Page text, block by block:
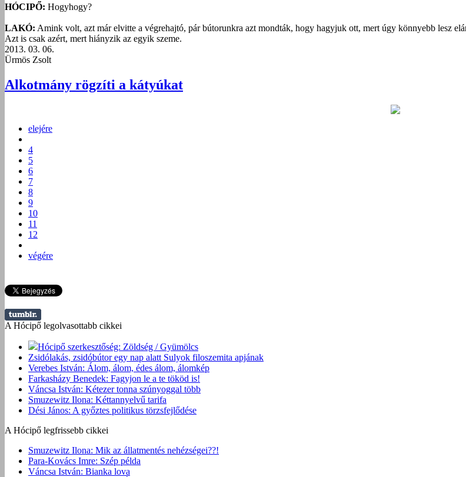
HÓCIPŐ: Hogyhogy?
LAKÓ: Amink volt, azt már elvitte a végrehajtó, pár bútorunkra azt mondták, hogy hagyjuk ott, mert úgy könnyebb lesz
Azt is csak azért, mert hiányzik az egyik szeme.
2013. 03. 06.
Ürmös Zsolt
Alkotmány rögzíti a kátyúkat
elejére
4
5
6
7
8
9
10
11
12
végére
A Hócipő legolvasottabb cikkei
Hócipő szerkesztőség: Zöldség / Gyümölcs
Zsidólakás, zsidóbútor egy nap alatt Sulyok filoszemita apjának
Verebes István: Álom, álom, édes álom, álomkép
Farkasházy Benedek: Fagyjon le a te tököd is!
Váncsa István: Kétezer tonna szúnyoggal több
Smuzewitz Ilona: Kéttannyelvű tarifa
Dési János: A győztes politikus törzsfejlődése
A Hócipő legfrissebb cikkei
Smuzewitz Ilona: Mik az állatmentés nehézségei??!
Para-Kovács Imre: Szép példa
Váncsa István: Bianka lova